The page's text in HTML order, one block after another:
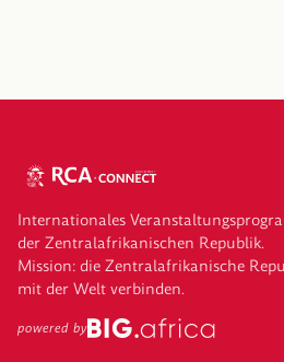
Internationales
der Zentralafrikanischen Republik.
Mission: die Zentralafrikanische
mit der Welt verbinden.
powered by